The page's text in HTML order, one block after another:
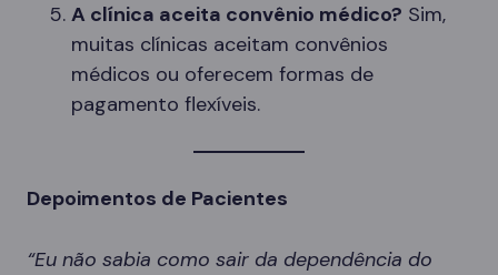
A clínica aceita convênio médico? Sim,
muitas clínicas aceitam convênios
médicos ou oferecem formas de
pagamento flexíveis.
Depoimentos de Pacientes
“Eu não sabia como sair da dependência do